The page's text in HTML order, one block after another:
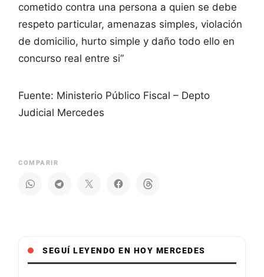
cometido contra una persona a quien se debe
respeto particular, amenazas simples, violación
de domicilio, hurto simple y daño todo ello en
concurso real entre si”
Fuente: Ministerio Público Fiscal – Depto
Judicial Mercedes
COMPARIR
SEGUÍ LEYENDO EN HOY MERCEDES